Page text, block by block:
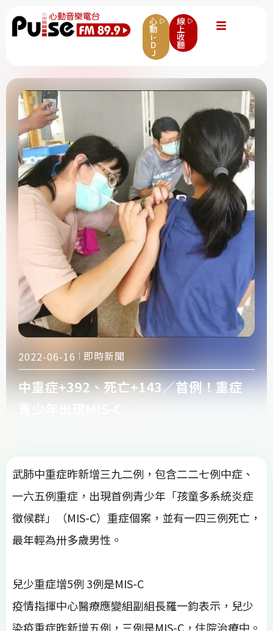
心
動
i-
D
J
線
上
收
聽
2022-06-16 即時新聞
中重症+392、死亡+143／首例！重症
武肺中重症昨新增三九二例，包含二二七例中症、
一六五例重症，出現首例青少年「孩童多系統炎症
徵候群」（MIS-C）重症個案，並有一四三例死亡，
最年輕為卅多歲男性。
兒少重症增5例 3例是MIS-C
疫情指揮中心醫療應變組副組長羅一鈞表示，兒少
染疫重症昨新增五例，三例是MIS-C，住院治療中。